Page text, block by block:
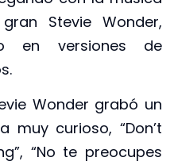
Stevie Wonder,
en versiones de
Wonder grabó un
muy curioso, “Don’t
“No te preocupes